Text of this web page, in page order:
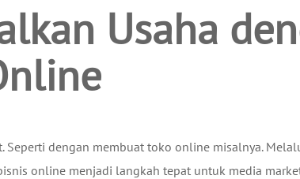
Usaha
dengan membuat toko online misalnya.
online menjadi langkah tepat untuk media